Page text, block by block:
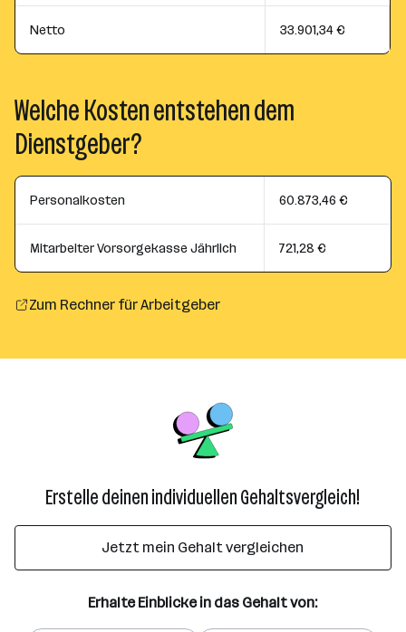
Netto 33.901,34 €
Welche Kosten entstehen dem
Dienstgeber?
Personalkosten 60.873,46 €
Mitarbeiter Vorsorgekasse Jährlich 721,28 €
Zum Rechner für Arbeitgeber
Erstelle deinen individuellen Gehaltsvergleich!
Jetzt mein Gehalt vergleichen
Erhalte Einblicke in das Gehalt von: